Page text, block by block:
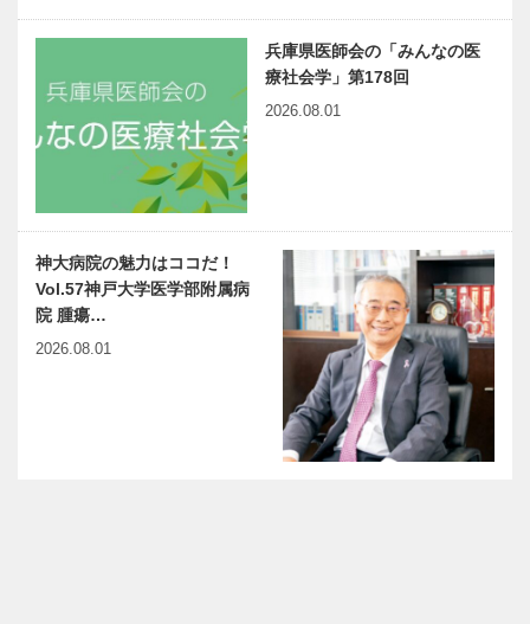
兵庫県医師会の「みんなの医
療社会学」第178回
2026.08.01
神大病院の魅力はココだ！
Vol.57神戸大学医学部附属病
院 腫瘍…
2026.08.01